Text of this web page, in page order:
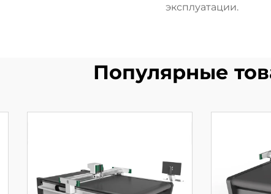
эксплуатации.
Популярные